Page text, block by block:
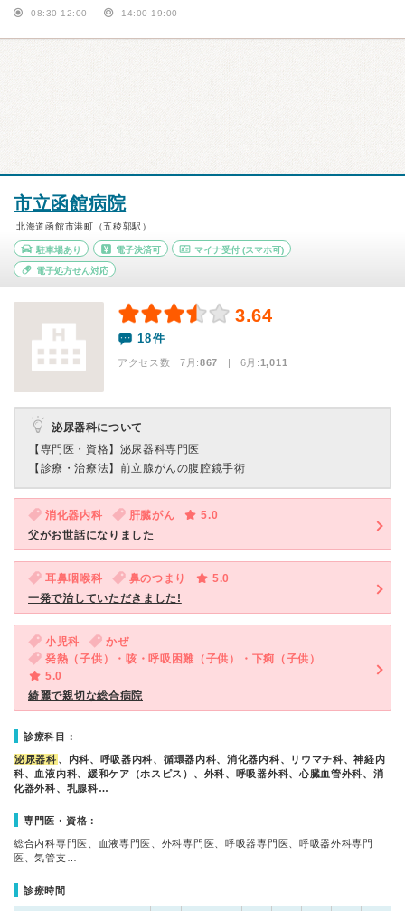
08:30-12:00 14:00-19:00
市立函館病院
北海道函館市港町（五稜郭駅）
駐車場あり 電子決済可 マイナ受付 (スマホ可)
電子処方せん対応
3.64
18件
アクセス数 7月:867 | 6月:1,011
泌尿器科について
【専門医・資格】 泌尿器科専門医
【診療・治療法】 前立腺がんの腹腔鏡手術
消化器内科 肝臓がん
5.0
父がお世話になりました
耳鼻咽喉科 鼻のつまり
5.0
一発で治していただきました!
小児科
かぜ
発熱（子供）・咳・呼吸困難（子供）・下痢（子供）
5.0
綺麗で親切な総合病院
診療科目：
泌尿器科 、内科、呼吸器内科、循環器内科、消化器内科、リウマチ科、神経内
科、血液内科、緩和ケア（ホスピス）、外科、呼吸器外科、心臓血管外科、消
化器外科、乳腺科…
専門医・資格：
総合内科専門医、血液専門医、外科専門医、呼吸器専門医、呼吸器外科専門
医、気管支…
診療時間